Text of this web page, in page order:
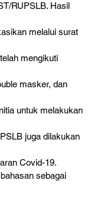
RUPSLB. Hasil
melalui surat
mengikuti
masker, dan
untuk melakukan
juga dilakukan
Covid-19.
sebagai